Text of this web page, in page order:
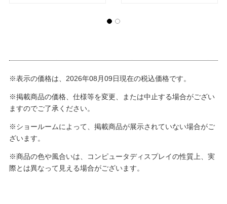
※表示の価格は、2026年08月09日現在の税込価格です。
※掲載商品の価格、仕様等を変更、または中止する場合がござい
ますのでご了承ください。
※ショールームによって、掲載商品が展示されていない場合がご
ざいます。
※商品の色や風合いは、コンピュータディスプレイの性質上、実
際とは異なって見える場合がございます。